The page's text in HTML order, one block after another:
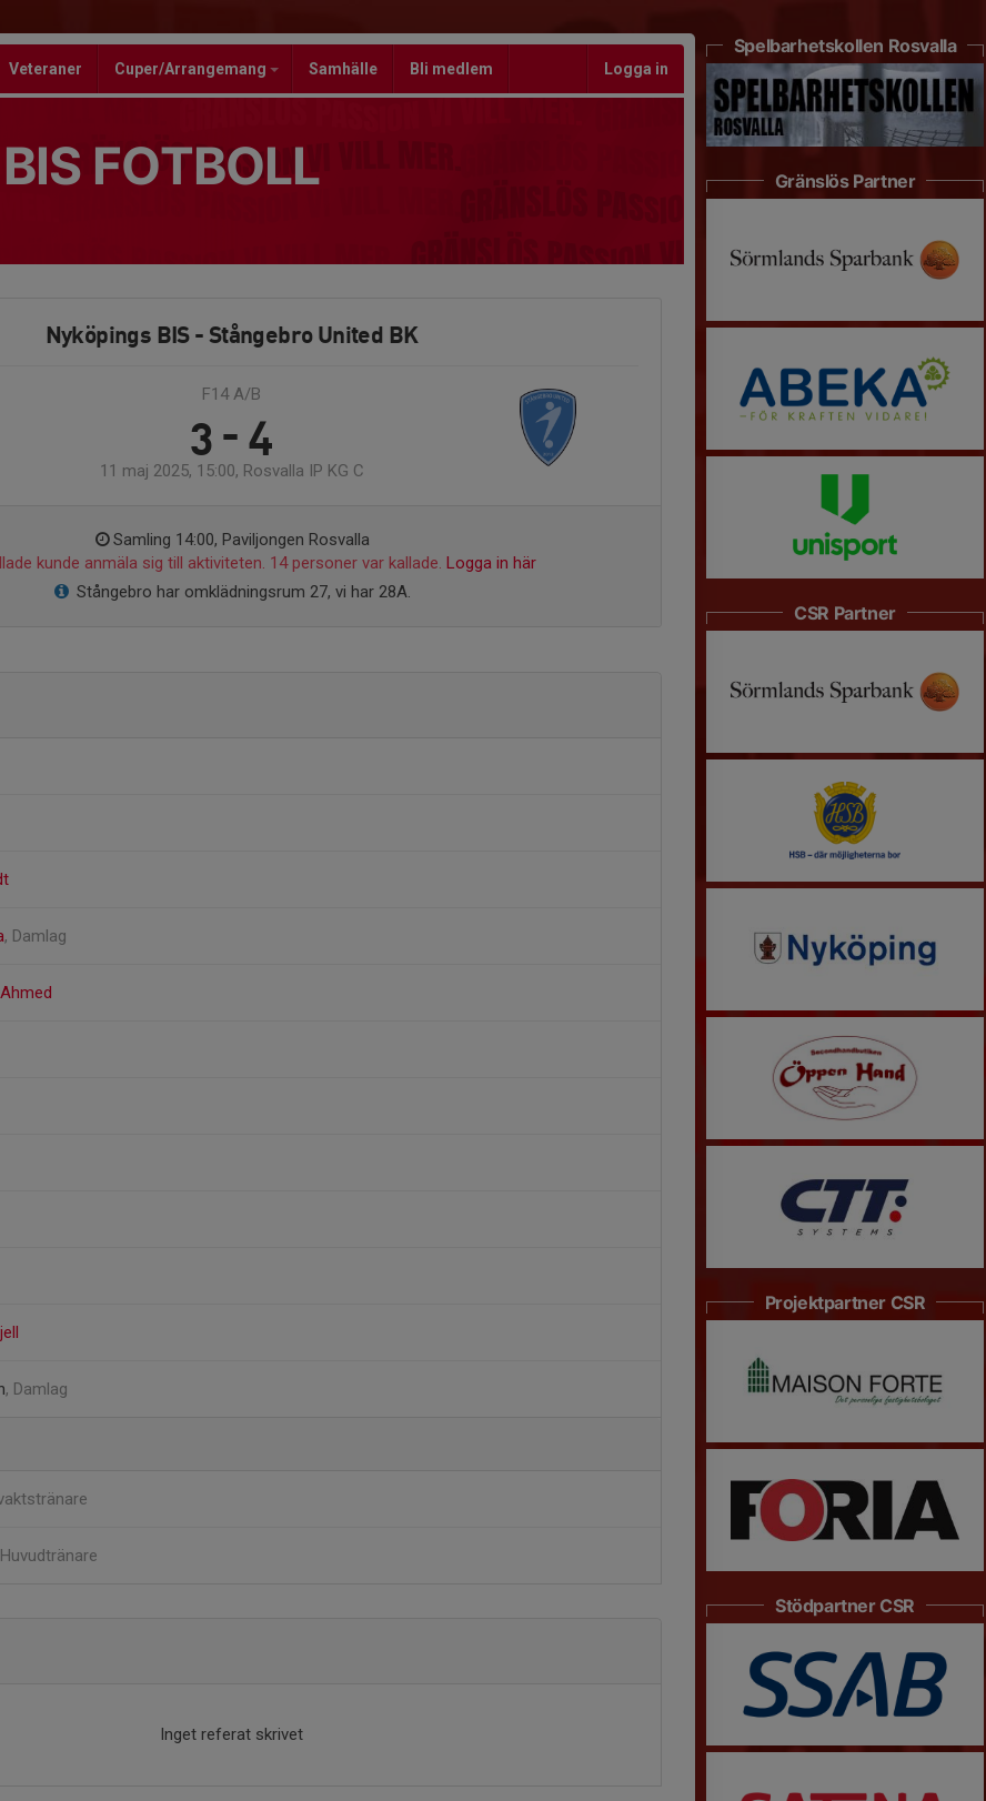
Veteraner Cuper/Arrangemang Samhälle Bli medlem Logga in
FOTBOLL
Nyköpings BIS - Stångebro United BK
F14 A/B
3 - 4
11 maj 2025, 15:00, Rosvalla IP KG C
Samling 14:00, Paviljongen Rosvalla
kunde anmäla sig till aktiviteten. 14 personer var kallade. Logga in här
Stångebro har omklädningsrum 27, vi har 28A.
, Damlag
, Damlag
Huvudtränare
Inget referat skrivet
Spelbarhetskollen Rosvalla
Gränslös Partner
CSR Partner
Projektpartner CSR
Stödpartner CSR